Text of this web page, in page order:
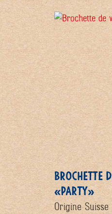
BROCHETTE
«PARTY»
Origine Suisse